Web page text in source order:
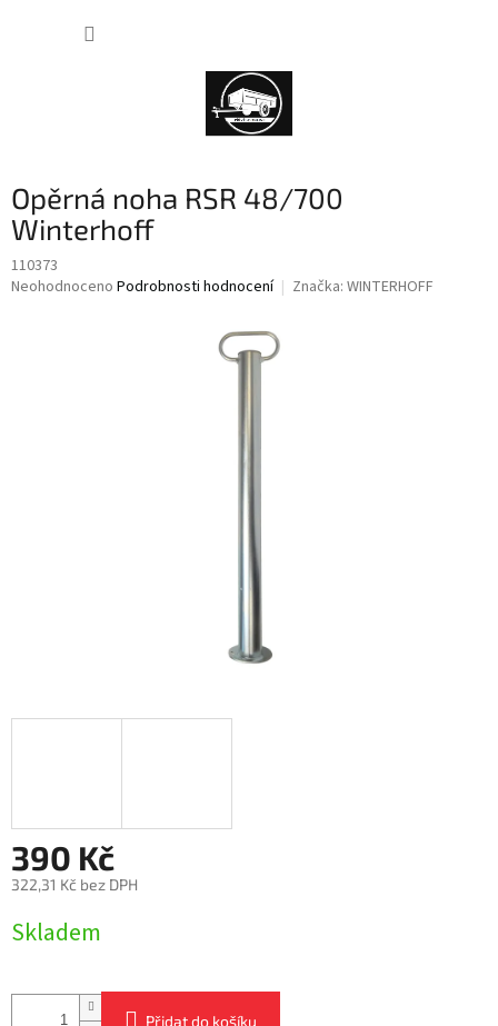
Opěrná noha RSR 48/700
Winterhoff
110373
Průměrné
Neohodnoceno Podrobnosti hodnocení Značka: WINTERHOFF
390 Kč
322,31 Kč bez DPH
cena:
Skladem
Přidat do košíku